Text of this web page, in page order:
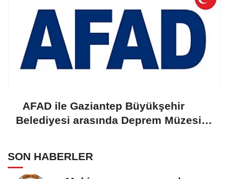
AFAD ile Gaziantep Büyükşehir
Belediyesi arasında Deprem Müzesi
SON HABERLER